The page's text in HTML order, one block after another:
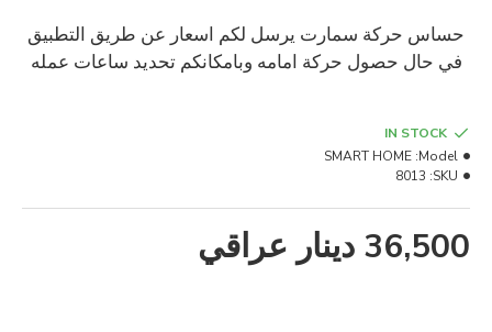
حساس حركة سمارت يرسل لكم اسعار عن طريق التطبيق
في حال حصول حركة امامه وبامكانكم تحديد ساعات عمله
36,500 دينار عراقي
IN STOCK
Model:
SMART HOME
SKU:
8013